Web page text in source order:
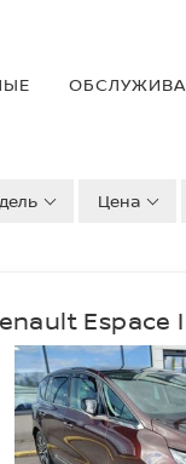
Цена
Espace